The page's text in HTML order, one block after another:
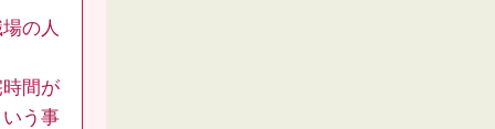
の人
間が
う事